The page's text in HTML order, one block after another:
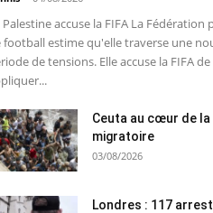
Palestine accuse la FIFA La Fédération
football estime qu'elle traverse une
de tensions. Elle accuse la FIFA
Ceuta au cœur de
migratoire
03/08/2026
Londres : 117